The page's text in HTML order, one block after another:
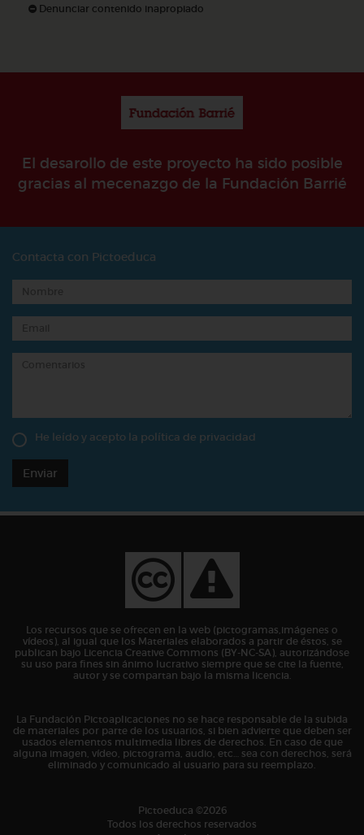
Denunciar contenido inapropiado
El desarollo de este proyecto ha sido posible
gracias al mecenazgo de la Fundación Barrié
Contacta con Pictoeduca
He leído y acepto la política de privacidad
Enviar
Los recursos que se ofrecen en la web (pictogramas,imágenes o
vídeos), al igual que los Materiales elaborados a partir de éstos, se
publican bajo Licencia Creative Commons (BY-NC-SA), autorizándose
su uso para fines sin ánimo lucrativo siempre que se cite la fuente,
autor y se compartan bajo la misma licencia.
La Fundación Pictoaplicaciones no se hace responsable de la subida
de materiales por parte de los usuarios, si bien advierte que deben ser
usados elementos multimedia libres de derechos. En caso de que
alguna imagen, vídeo, pictograma, audio, etc… sea con derechos, será
eliminado y comunicado al usuario para su reemplazo.
Pictoeduca ©2026
Todos los derechos reservados